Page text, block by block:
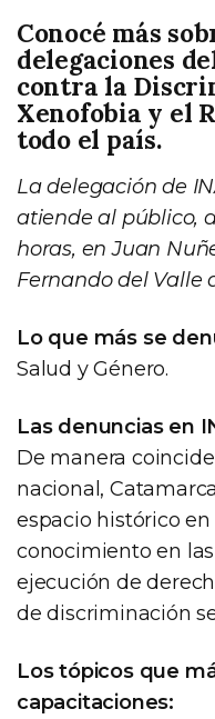
Conocé más
delegaciones
contra la
Xenofobia y el
todo el país.
La delegación de
atiende al público,
horas, en Juan
Fernando del Valle
Lo que más se
Salud y Género.
Las denuncias en
De manera
nacional,
espacio histórico
conocimiento en
ejecución de
de discriminación
Los tópicos que
capacitaciones: